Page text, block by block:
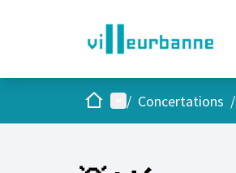
AccueilMenu principal
/ Concertations /